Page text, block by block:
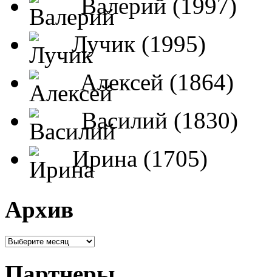
Валерий (1997)
Лучик (1995)
Алексей (1864)
Василий (1830)
Ирина (1705)
Архив